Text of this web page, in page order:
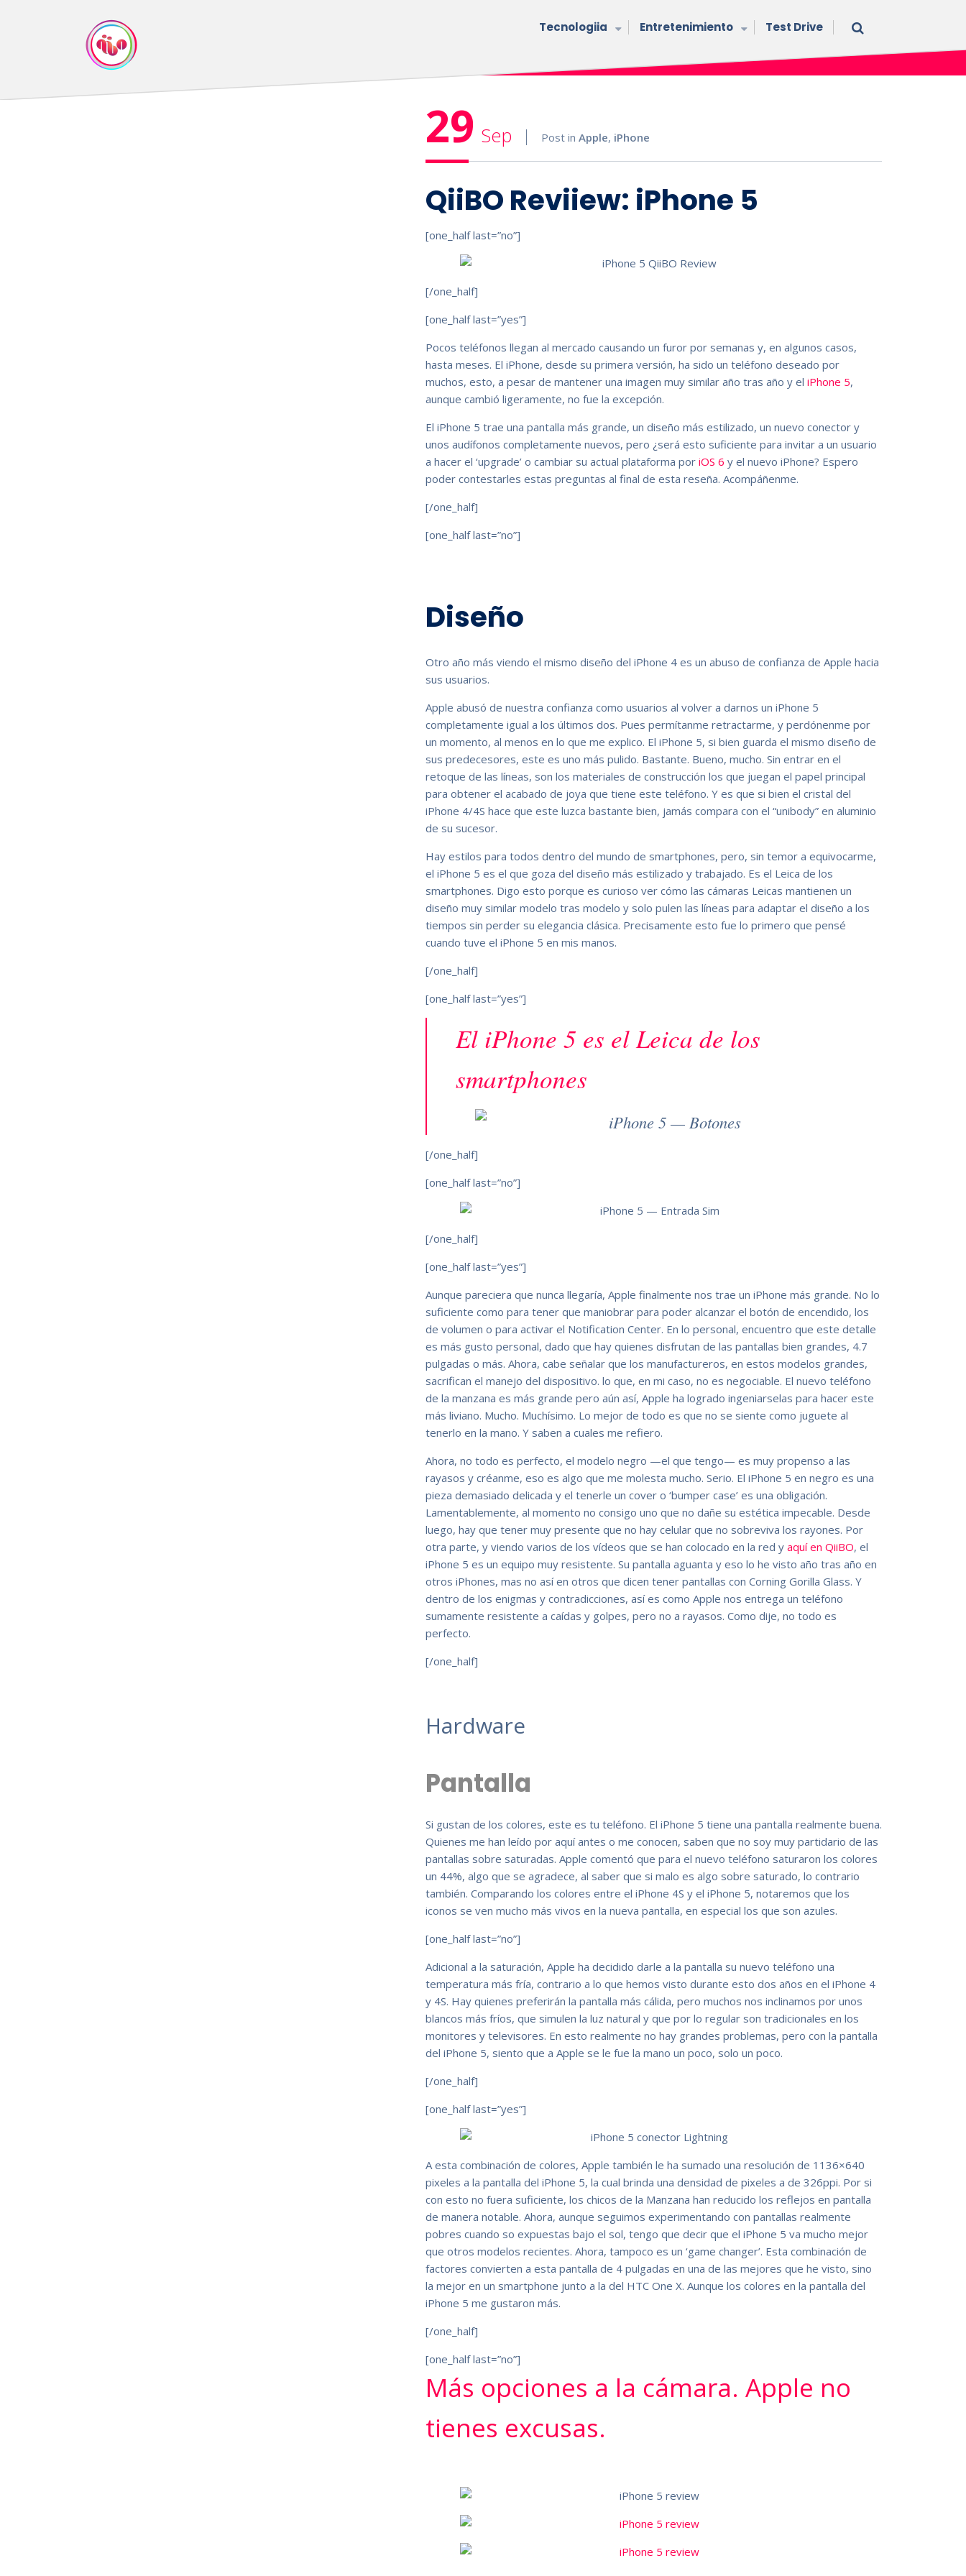
Tecnologiia Entretenimiento Test Drive
29 Sep Post inApple, iPhone
QiiBO Reviiew: iPhone 5
[one_half last=”no”]
[/one_half]
[one_half last=”yes”]
Pocos teléfonos llegan al mercado causando un furor por semanas y, en algunos casos,
hasta meses. El iPhone, desde su primera versión, ha sido un teléfono deseado por
muchos, esto, a pesar de mantener una imagen muy similar año tras año y eliPhone 5,
aunque cambió ligeramente, no fue la excepción.
El iPhone 5 trae una pantalla más grande, un diseño más estilizado, un nuevo conector y
unos audífonos completamente nuevos, pero ¿será esto suficiente para invitar a un usuario
a hacer el ‘upgrade’ o cambiar su actual plataforma poriOS 6 y el nuevo iPhone? Espero
poder contestarles estas preguntas al final de esta reseña. Acompáñenme.
[/one_half]
[one_half last=”no”]
Diseño
Otro año más viendo el mismo diseño del iPhone 4 es un abuso de confianza de Apple hacia
sus usuarios.
Apple abusó de nuestra confianza como usuarios al volver a darnos un iPhone 5
completamente igual a los últimos dos. Pues permítanme retractarme, y perdónenme por
un momento, al menos en lo que me explico. El iPhone 5, si bien guarda el mismo diseño de
sus predecesores, este es uno más pulido. Bastante. Bueno, mucho. Sin entrar en el
retoque de las líneas, son los materiales de construcción los que juegan el papel principal
para obtener el acabado de joya que tiene este teléfono. Y es que si bien el cristal del
iPhone 4/4S hace que este luzca bastante bien, jamás compara con el “unibody” en aluminio
de su sucesor.
Hay estilos para todos dentro del mundo de smartphones, pero, sin temor a equivocarme,
el iPhone 5 es el que goza del diseño más estilizado y trabajado. Es el Leica de los
smartphones. Digo esto porque es curioso ver cómo las cámaras Leicas mantienen un
diseño muy similar modelo tras modelo y solo pulen las líneas para adaptar el diseño a los
tiempos sin perder su elegancia clásica. Precisamente esto fue lo primero que pensé
cuando tuve el iPhone 5 en mis manos.
[/one_half]
[one_half last=”yes”]
El iPhone 5 es el Leica de los
smartphones
[/one_half]
[one_half last=”no”]
[/one_half]
[one_half last=”yes”]
Aunque pareciera que nunca llegaría, Apple finalmente nos trae un iPhone más grande. No lo
suficiente como para tener que maniobrar para poder alcanzar el botón de encendido, los
de volumen o para activar el Notification Center. En lo personal, encuentro que este detalle
es más gusto personal, dado que hay quienes disfrutan de las pantallas bien grandes, 4.7
pulgadas o más. Ahora, cabe señalar que los manufactureros, en estos modelos grandes,
sacrifican el manejo del dispositivo. lo que, en mi caso, no es negociable. El nuevo teléfono
de la manzana es más grande pero aún así, Apple ha logrado ingeniarselas para hacer este
más liviano. Mucho. Muchísimo. Lo mejor de todo es que no se siente como juguete al
tenerlo en la mano. Y saben a cuales me refiero.
Ahora, no todo es perfecto, el modelo negro —el que tengo— es muy propenso a las
rayasos y créanme, eso es algo que me molesta mucho. Serio. El iPhone 5 en negro es una
pieza demasiado delicada y el tenerle un cover o ‘bumper case’ es una obligación.
Lamentablemente, al momento no consigo uno que no dañe su estética impecable. Desde
luego, hay que tener muy presente que no hay celular que no sobreviva los rayones. Por
otra parte, y viendo varios de los vídeos que se han colocado en la red yaquí en QiiBO, el
iPhone 5 es un equipo muy resistente. Su pantalla aguanta y eso lo he visto año tras año en
otros iPhones, mas no así en otros que dicen tener pantallas con Corning Gorilla Glass. Y
dentro de los enigmas y contradicciones, así es como Apple nos entrega un teléfono
sumamente resistente a caídas y golpes, pero no a rayasos. Como dije, no todo es
perfecto.
[/one_half]
Hardware
Pantalla
Si gustan de los colores, este es tu teléfono. El iPhone 5 tiene una pantalla realmente buena.
Quienes me han leído por aquí antes o me conocen, saben que no soy muy partidario de las
pantallas sobre saturadas. Apple comentó que para el nuevo teléfono saturaron los colores
un 44%, algo que se agradece, al saber que si malo es algo sobre saturado, lo contrario
también. Comparando los colores entre el iPhone 4S y el iPhone 5, notaremos que los
iconos se ven mucho más vivos en la nueva pantalla, en especial los que son azules.
[one_half last=”no”]
Adicional a la saturación, Apple ha decidido darle a la pantalla su nuevo teléfono una
temperatura más fría, contrario a lo que hemos visto durante esto dos años en el iPhone 4
y 4S. Hay quienes preferirán la pantalla más cálida, pero muchos nos inclinamos por unos
blancos más fríos, que simulen la luz natural y que por lo regular son tradicionales en los
monitores y televisores. En esto realmente no hay grandes problemas, pero con la pantalla
del iPhone 5, siento que a Apple se le fue la mano un poco, solo un poco.
[/one_half]
[one_half last=”yes”]
A esta combinación de colores, Apple también le ha sumado una resolución de 1136×640
pixeles a la pantalla del iPhone 5, la cual brinda una densidad de pixeles a de 326ppi. Por si
con esto no fuera suficiente, los chicos de la Manzana han reducido los reflejos en pantalla
de manera notable. Ahora, aunque seguimos experimentando con pantallas realmente
pobres cuando so expuestas bajo el sol, tengo que decir que el iPhone 5 va mucho mejor
que otros modelos recientes. Ahora, tampoco es un ‘game changer’. Esta combinación de
factores convierten a esta pantalla de 4 pulgadas en una de las mejores que he visto, sino
la mejor en un smartphone junto a la del HTC One X. Aunque los colores en la pantalla del
iPhone 5 me gustaron más.
[/one_half]
[one_half last=”no”]
Más opciones a la cámara. Apple no
tienes excusas.